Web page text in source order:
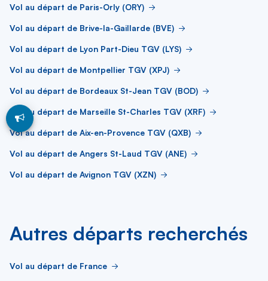
Vol au départ de Paris-Orly (ORY)
Vol au départ de Brive-la-Gaillarde (BVE)
Vol au départ de Lyon Part-Dieu TGV (LYS)
Vol au départ de Montpellier TGV (XPJ)
Vol au départ de Bordeaux St-Jean TGV (BOD)
Vol au départ de Marseille St-Charles TGV (XRF)
Vol au départ de Aix-en-Provence TGV (QXB)
Vol au départ de Angers St-Laud TGV (ANE)
Vol au départ de Avignon TGV (XZN)
Autres départs recherchés
Vol au départ de France